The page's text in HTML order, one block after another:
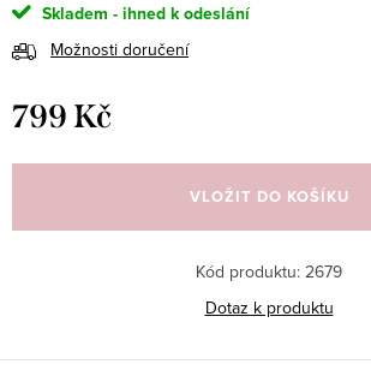
Skladem - ihned k odeslání
Možnosti doručení
799 Kč
cena:
VLOŽIT DO KOŠÍKU
Kód produktu: 2679
Dotaz k produktu